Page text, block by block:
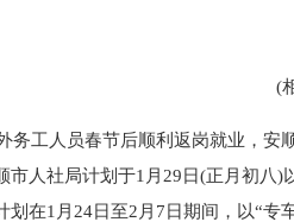
(
务工人员春节后顺利返岗就业，安
市人社局计划于1月29日(正月初八
划在1月24日至2月7日期间，以“